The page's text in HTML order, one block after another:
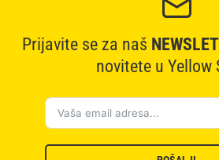
Prijavite se za naš
novitete u Yellow